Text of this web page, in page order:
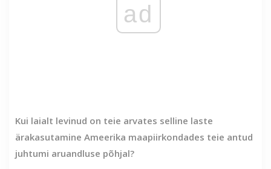
ad
Kui laialt levinud on teie arvates selline laste
ärakasutamine Ameerika maapiirkondades teie antud
juhtumi aruandluse põhjal?